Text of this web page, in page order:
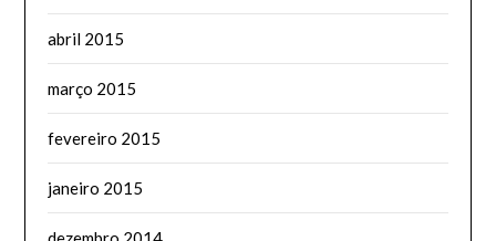
abril 2015
março 2015
fevereiro 2015
janeiro 2015